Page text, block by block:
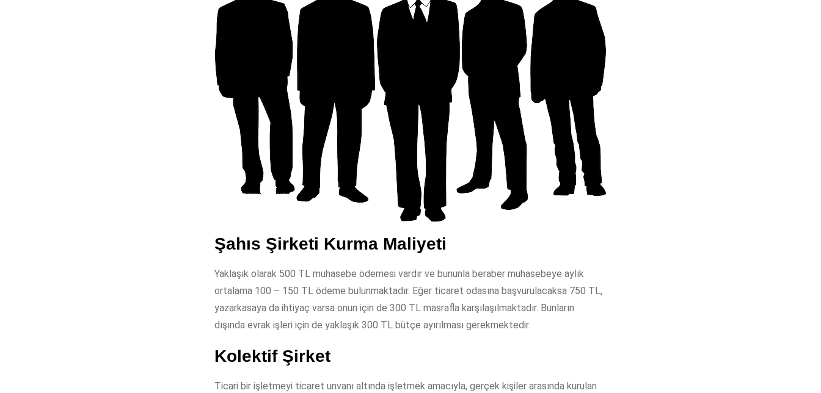
Şahıs Şirketi Kurma Maliyeti
Yaklaşık olarak 500 TL muhasebe ödemesi vardır ve bununla beraber muhasebeye aylık
ortalama 100 – 150 TL ödeme bulunmaktadır. Eğer ticaret odasına başvurulacaksa 750 TL,
yazarkasaya da ihtiyaç varsa onun için de 300 TL masrafla karşılaşılmaktadır. Bunların
dışında evrak işleri için de yaklaşık 300 TL bütçe ayırılması gerekmektedir.
Kolektif Şirket
Ticari bir işletmeyi ticaret unvanı altında işletmek amacıyla, gerçek kişiler arasında kurulan